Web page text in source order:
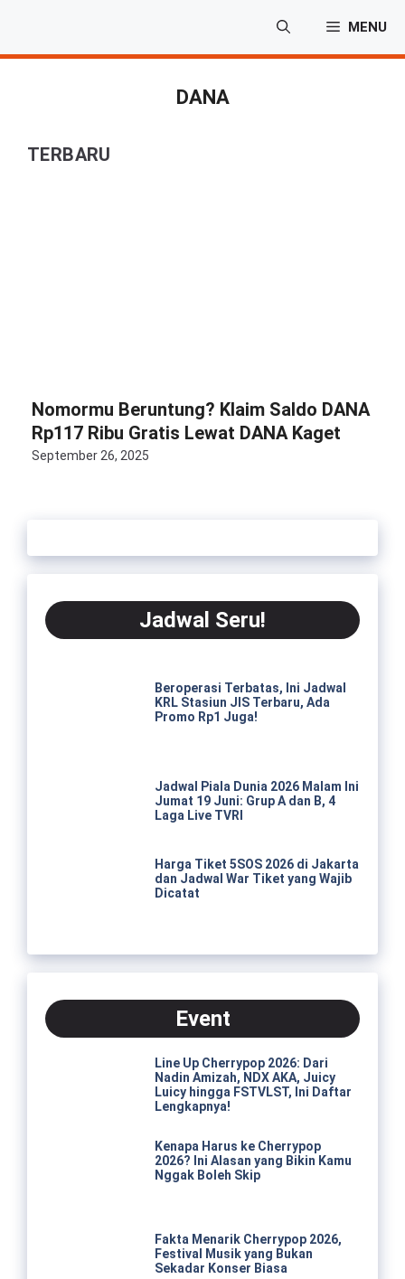
isi
MENU
DANA
TERBARU
Nomormu Beruntung? Klaim Saldo DANA
Rp117 Ribu Gratis Lewat DANA Kaget
September 26, 2025
Jadwal Seru!
Beroperasi Terbatas, Ini Jadwal
KRL Stasiun JIS Terbaru, Ada
Promo Rp1 Juga!
Jadwal Piala Dunia 2026 Malam Ini
Jumat 19 Juni: Grup A dan B, 4
Laga Live TVRI
Harga Tiket 5SOS 2026 di Jakarta
dan Jadwal War Tiket yang Wajib
Dicatat
Event
Line Up Cherrypop 2026: Dari
Nadin Amizah, NDX AKA, Juicy
Luicy hingga FSTVLST, Ini Daftar
Lengkapnya!
Kenapa Harus ke Cherrypop
2026? Ini Alasan yang Bikin Kamu
Nggak Boleh Skip
Fakta Menarik Cherrypop 2026,
Festival Musik yang Bukan
Sekadar Konser Biasa